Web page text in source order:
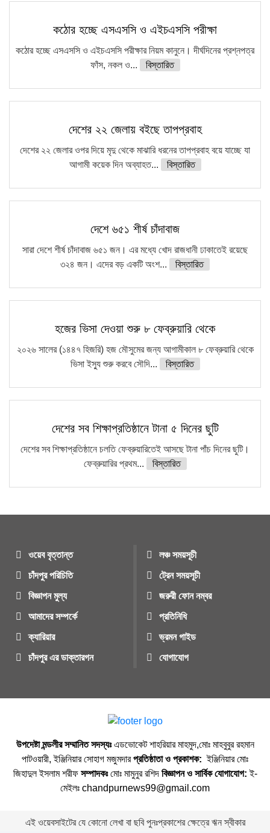
কঠোর হচ্ছে এসএসসি ও এইচএসসি পরীক্ষা
কঠোর হচ্ছে এসএসসি ও এইচএসসি পরীক্ষার নিয়ম কানুনে। দীর্ঘদিনের প্রশ্নপত্র
ফাঁস, নকল ও...
বিস্তারিত
দেশের ২২ জেলায় বইছে তাপপ্রবাহ
দেশের ২২ জেলার ওপর দিয়ে মৃদু থেকে মাঝারি ধরনের তাপপ্রবাহ বয়ে যাচ্ছে যা
আগামী কয়েক দিন অব্যাহত...
বিস্তারিত
দেশে ৬৫১ শীর্ষ চাঁদাবাজ
সারা দেশে শীর্ষ চাঁদাবাজ ৬৫১ জন। এর মধ্যে খোদ রাজধানী ঢাকাতেই রয়েছে
৩২৪ জন। এদের বড় একটি অংশ...
বিস্তারিত
হজের ভিসা দেওয়া শুরু ৮ ফেব্রুয়ারি থেকে
২০২৬ সালের (১৪৪৭ হিজরি) হজ মৌসুমের জন্য আগামীকাল ৮ ফেব্রুয়ারি থেকে
ভিসা ইস্যু শুরু করবে সৌদি...
বিস্তারিত
দেশের সব শিক্ষাপ্রতিষ্ঠানে টানা ৫ দিনের ছুটি
দেশের সব শিক্ষাপ্রতিষ্ঠানে চলতি ফেব্রুয়ারিতেই আসছে টানা পাঁচ দিনের ছুটি।
ফেব্রুয়ারির প্রথম...
বিস্তারিত
ওয়েব বৃত্তান্ত
চাঁদপুর পরিচিতি
বিজ্ঞাপন মুল্য
আমাদের সম্পর্কে
ক্যারিয়ার
চাঁদপুর এর ডাক্তারগন
লঞ্চ সময়সূচী
ট্রেন সময়সূচী
জরুরী ফোন নম্বর
প্রতিনিধি
ভ্রমন গাইড
যোগাযোগ
উপদেষ্টা মন্ডলীর সম্মানিত সদস্যঃএডভোকেট শাহরিয়ার মাহমুদ,মোঃ মাহবুবুর রহমান
পাটওয়ারী, ইঞ্জিনিয়ার সোহাগ মজুমদারপ্রতিষ্ঠাতা ও প্রকাশক: ইঞ্জিনিয়ার মোঃ
জিহাদুল ইসলাম শরীফ সম্পাদকঃমোঃ মামুনুর রশিদ বিজ্ঞাপন ও সার্বিক যোগাযোগ: ই-
মেইলঃ chandpurnews99@gmail.com
এই ওয়েবসাইটের যে কোনো লেখা বা ছবি পুনঃপ্রকাশের ক্ষেত্রে ঋন স্বীকার